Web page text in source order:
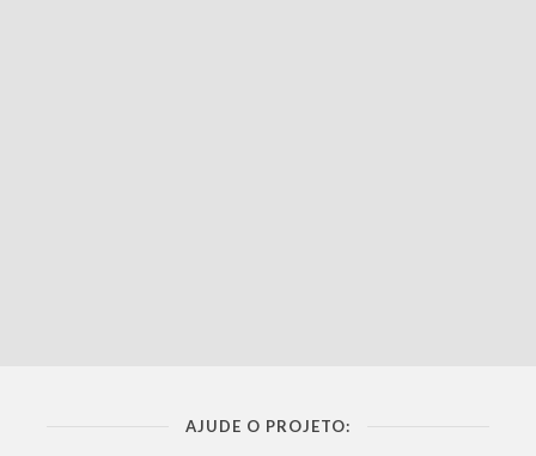
AJUDE O PROJETO: